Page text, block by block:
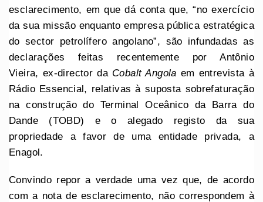
esclarecimento, em que dá conta que, “no exercício
da sua missão enquanto empresa pública estratégica
do sector petrolífero angolano”, são infundadas as
declarações feitas recentemente por Antônio
Vieira, ex-director da Cobalt Angola em entrevista à
Rádio Essencial, relativas à suposta sobrefaturação
na construção do Terminal Oceânico da Barra do
Dande (TOBD) e o alegado registo da sua
propriedade a favor de uma entidade privada, a
Enagol.
Convindo repor a verdade uma vez que, de acordo
com a nota de esclarecimento, não correspondem à